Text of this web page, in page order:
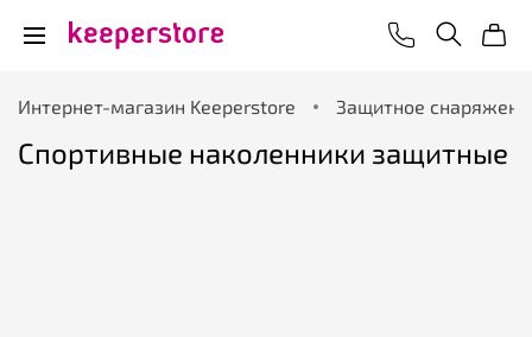
Интернет-магазин Keeperstore Защитное
Спортивные наколенники защитные